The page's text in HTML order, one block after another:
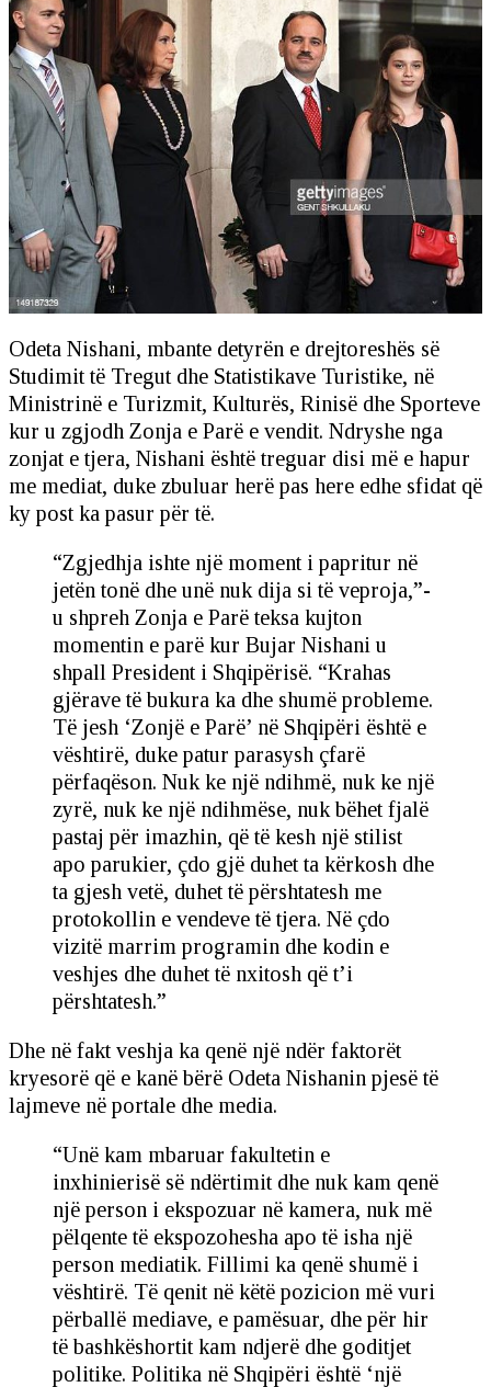
Odeta Nishani, mbante detyrën e drejtoreshës së
Studimit të Tregut dhe Statistikave Turistike, në
Ministrinë e Turizmit, Kulturës, Rinisë dhe Sporteve
kur u zgjodh Zonja e Parë e vendit. Ndryshe nga
zonjat e tjera, Nishani është treguar disi më e hapur
me mediat, duke zbuluar herë pas here edhe sfidat që
ky post ka pasur për të.
“Zgjedhja ishte një moment i papritur në
jetën tonë dhe unë nuk dija si të veproja,”-
u shpreh Zonja e Parë teksa kujton
momentin e parë kur Bujar Nishani u
shpall President i Shqipërisë. “Krahas
gjërave të bukura ka dhe shumë probleme.
Të jesh ‘Zonjë e Parë’ në Shqipëri është e
vështirë, duke patur parasysh çfarë
përfaqëson. Nuk ke një ndihmë, nuk ke një
zyrë, nuk ke një ndihmëse, nuk bëhet fjalë
pastaj për imazhin, që të kesh një stilist
apo parukier, çdo gjë duhet ta kërkosh dhe
ta gjesh vetë, duhet të përshtatesh me
protokollin e vendeve të tjera. Në çdo
vizitë marrim programin dhe kodin e
veshjes dhe duhet të nxitosh që t’i
përshtatesh.”
Dhe në fakt veshja ka qenë një ndër faktorët
kryesorë që e kanë bërë Odeta Nishanin pjesë të
lajmeve në portale dhe media.
“Unë kam mbaruar fakultetin e
inxhinierisë së ndërtimit dhe nuk kam qenë
një person i ekspozuar në kamera, nuk më
pëlqente të ekspozohesha apo të isha një
person mediatik. Fillimi ka qenë shumë i
vështirë. Të qenit në këtë pozicion më vuri
përballë mediave, e pamësuar, dhe për hir
të bashkëshortit kam ndjerë dhe goditjet
politike. Politika në Shqipëri është ‘një